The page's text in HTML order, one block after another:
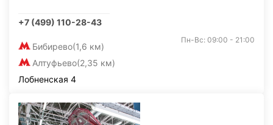
+7 (499) 110-28-43
Бибирево(1,6 км)
Алтуфьево(2,35 км)
Пн-Вс: 09:00 - 21:00
Лобненская 4